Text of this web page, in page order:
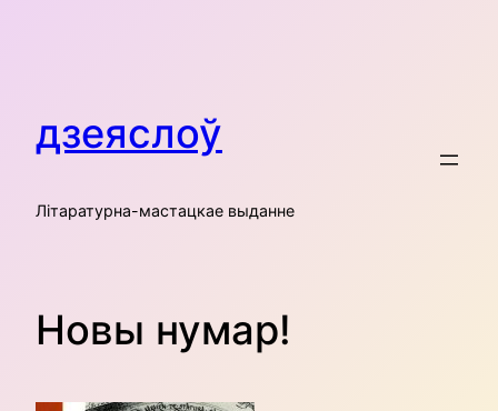
дзеяслоў
Літаратурна-мастацкае выданне
Новы нумар!